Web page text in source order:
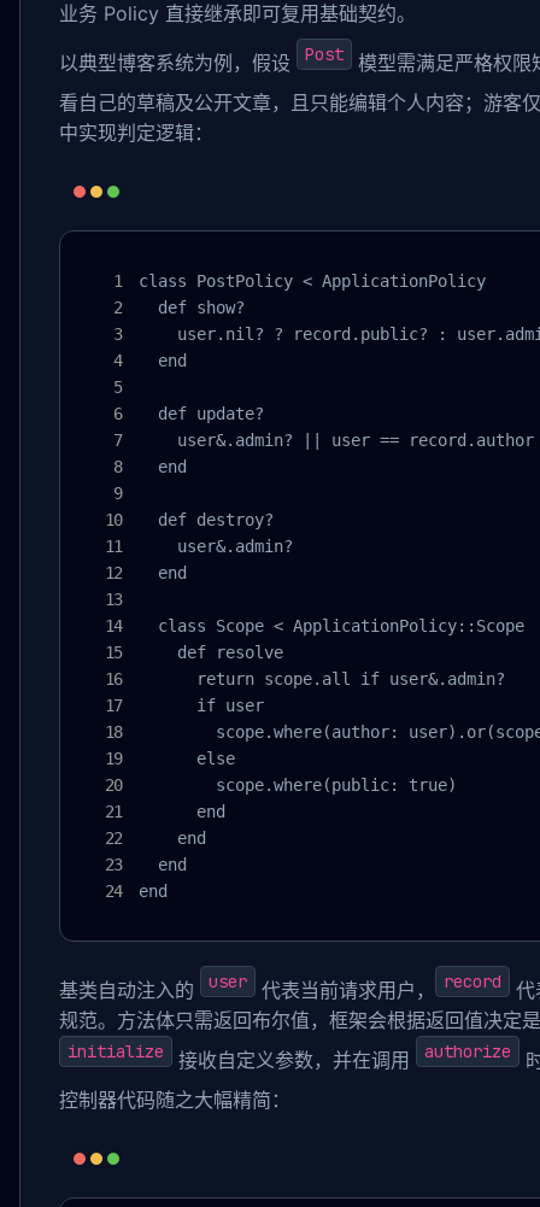
业务 Policy 直接继承即可复用基础契约。
以典型博客系统为例，假设 Post
模型需满足严格权限
看自己的草稿及公开文章，且只能编辑个人内容；游客
中实现判定逻辑：
class PostPolicy < ApplicationPolicy
  def show?
user.nil? ? record.public? :
  end
  def update?
    user&.admin? || user == record.author
  end
  def destroy?
    user&.admin?
  end
  class Scope < ApplicationPolicy::Scope
    def resolve
      return scope.all if user&.admin?
      if user
scope.where(author:
      else
        scope.where(public: true)
      end
    end
  end
end
基类自动注入的 user 代表当前请求用户， record
代
规范。方法体只需返回布尔值，框架会根据返回值决定
initialize 接收自定义参数，并在调用 authorize
控制器代码随之大幅精简：